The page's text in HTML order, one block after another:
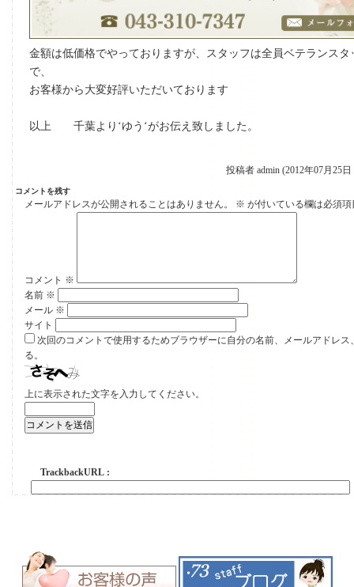
金額は低価格でやっておりますが、スタッフは全員ベテランス
で、
お客様から大変好評いただいております
以上 千葉より‘ゆう‘がお伝え致しました。
投稿者 admin (2012年07月25
コメントを残す
メールアドレスが公開されることはありません。 ※ が付いている欄は必須項
コメント ※
名前 ※
メール ※
サイト
次回のコメントで使用するためブラウザーに自分の名前、メールアドレス
る。
上に表示された文字を入力してください。
TrackbackURL :